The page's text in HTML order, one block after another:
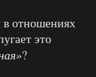
в отношениях
это
?